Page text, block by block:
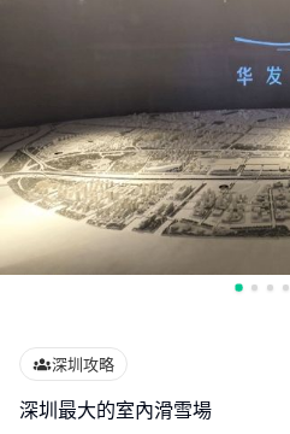
深圳攻略
深圳最大的室內滑雪場